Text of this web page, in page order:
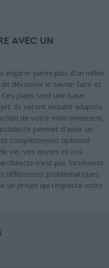
AVEC UN
inspirer parmi plus d'un millier
découvrir le savoir-faire et
plans sont une base
Ils seront ensuite adaptés
de votre environnement,
permet d'avoir un
complètement optimisé
vie, vos envies et vos
n'est pas forcément
différentes problématiques
un projet qui respecte votre